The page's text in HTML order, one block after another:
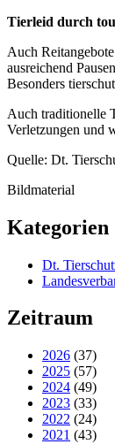
Tierleid durch
Auch
ausreichend
Besonders
Auch traditionelle
Verletzungen und
Quelle: Dt.
Bildmaterial
Kategorien
Dt.
Zeitraum
2026 (37)
2025 (57)
2024 (49)
2023 (33)
2022 (24)
2021 (43)